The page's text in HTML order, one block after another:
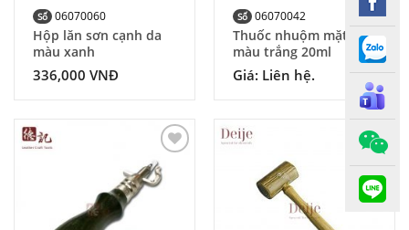
Số 06070060
Hộp lăn sơn cạnh da
màu xanh
336,000 VNĐ
Số 06070042
Thuốc nhuộm mặt da
màu trắng 20ml
Giá: Liên hệ.
Add to
Wishlist
Add to
Wishlist